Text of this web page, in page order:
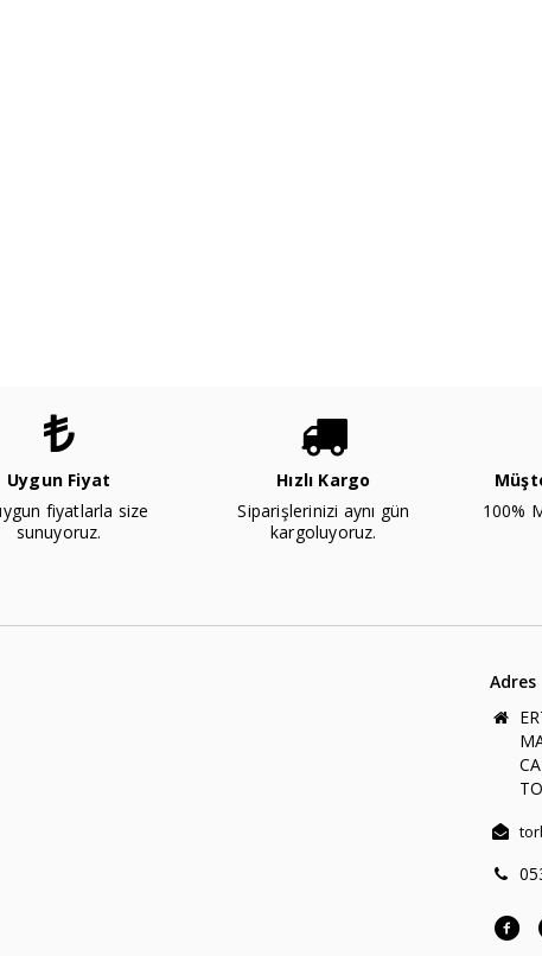
Uygun Fiyat
fiyatlarla size
sunuyoruz.
Hızlı Kargo
Siparişlerinizi aynı gün
kargoluyoruz.
100%
Adres